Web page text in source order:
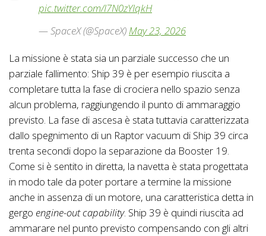
pic.twitter.com/I7N0zYIqkH
— SpaceX (@SpaceX)May 23, 2026
La missione è stata sia un parziale successo che un
parziale fallimento: Ship 39 è per esempio riuscita a
completare tutta la fase di crociera nello spazio senza
alcun problema, raggiungendo il punto di ammaraggio
previsto. La fase di ascesa è stata tuttavia caratterizzata
dallo spegnimento di un Raptor vacuum di Ship 39 circa
trenta secondi dopo la separazione da Booster 19.
Come si è sentito in diretta, la navetta è stata progettata
in modo tale da poter portare a termine la missione
anche in assenza di un motore, una caratteristica detta in
gergo engine-out capability. Ship 39 è quindi riuscita ad
ammarare nel punto previsto compensando con gli altri